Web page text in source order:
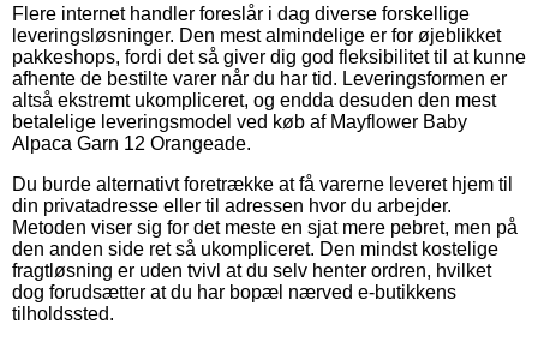
Flere internet handler foreslår i dag diverse forskellige
leveringsløsninger. Den mest almindelige er for øjeblikket
pakkeshops, fordi det så giver dig god fleksibilitet til at kunne
afhente de bestilte varer når du har tid. Leveringsformen er
altså ekstremt ukompliceret, og endda desuden den mest
betalelige leveringsmodel ved køb af Mayflower Baby
Alpaca Garn 12 Orangeade.
Du burde alternativt foretrække at få varerne leveret hjem til
din privatadresse eller til adressen hvor du arbejder.
Metoden viser sig for det meste en sjat mere pebret, men på
den anden side ret så ukompliceret. Den mindst kostelige
fragtløsning er uden tvivl at du selv henter ordren, hvilket
dog forudsætter at du har bopæl nærved e-butikkens
tilholdssted.